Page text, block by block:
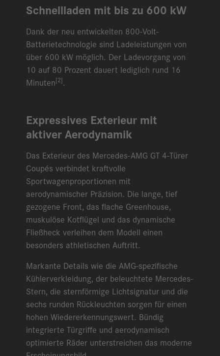
Schnellladen mit bis zu 600 kW
Dank der neu entwickelten 800-Volt-
Batterietechnologie sind Ladeleistungen von
über 600 kW möglich. Der Ladevorgang von
10 auf 80 Prozent dauert lediglich rund 16
Minuten[2].
Expressives Exterieur mit
aktiver Aerodynamik
Das Exterieur des Mercedes-AMG GT 4-Türer
Coupés verbindet kraftvolle
Sportwagenproportionen mit
aerodynamischer Präzision. Die lange, tief
gezogene Front, das flache Greenhouse,
muskulöse Kotflügel und das dynamische
Fließheck verleihen dem Modell einen
besonders athletischen Auftritt.
Markante Details wie die AMG-spezifische
Kühlerverkleidung, der beleuchtete Mercedes-
Stern, die sternförmige Lichtsignatur und die
sechs runden Rückleuchten sorgen für einen
hohen Wiedererkennungswert. Bündig
integrierte Türgriffe und aerodynamisch
optimierte Räder unterstreichen das moderne